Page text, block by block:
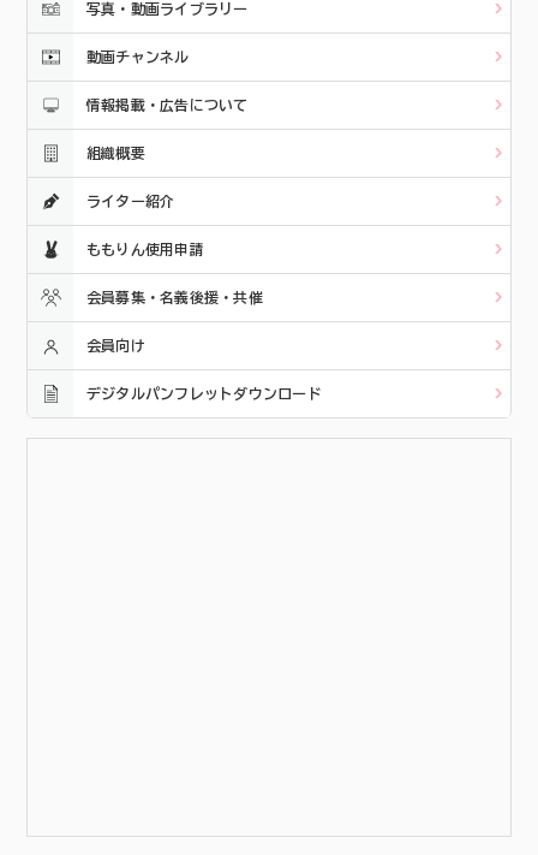
写真・動画ライブラリー
動画チャンネル
情報掲載・広告について
組織概要
ライター紹介
ももりん使用申請
会員募集・名義後援・共催
会員向け
デジタルパンフレットダウンロード